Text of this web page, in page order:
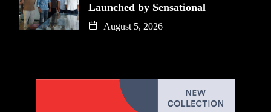
Launched by Sensational
August 5, 2026